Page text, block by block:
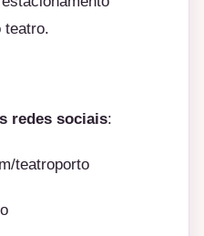
teatro.
redes sociais:
teatroporto